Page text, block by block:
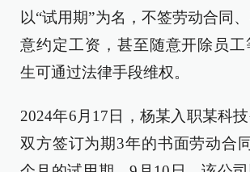
以“试用期”为名，不签劳动合同
意约定工资，甚至随意开除员
生可通过法律手段维权。
2024年6月17日，杨某入职某科
双方签订为期3年的书面劳动合